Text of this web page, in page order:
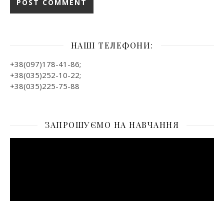
НАШІ ТЕЛЕФОНИ:
+38(097)178-41-86;
+38(035)252-10-22;
+38(035)225-75-88
ЗАПРОШУЄМО НА НАВЧАННЯ
Відеопрогравач